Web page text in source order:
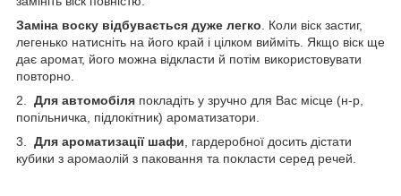
Заміна воску відбувається дуже легко . Коли віск застиг,
легенько натисніть на його край і цілком вийміть. Якщо віск ще
дає аромат, його можна відкласти й потім використовувати
повторно.
2.
Для автомобіля покладіть у зручно для Вас місце (н-р,
попільничка, підлокітник) ароматизатори.
3.
Для ароматизації шафи , гардеробної досить дістати
кубики з аромаолій з паковання та покласти серед речей.